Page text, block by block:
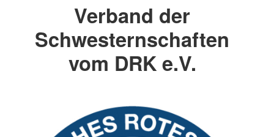
Verband der
Schwesternschaften
vom DRK e.V.